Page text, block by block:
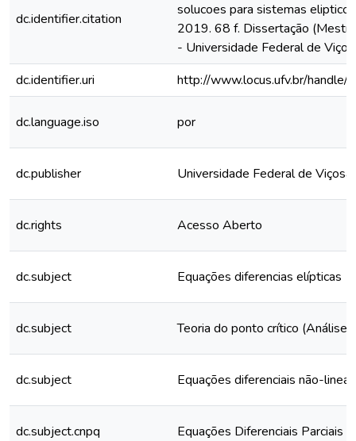
dc.identifier.citation
solucoes para sistemas
2019. 68 f. Dissertação
- Universidade Federal de
dc.identifier.uri
http://www.locus.ufv.br/
dc.language.iso por
dc.publisher Universidade Federal de Viçosa
dc.rights Acesso Aberto
dc.subject Equações diferencias elípticas
dc.subject Teoria do ponto crítico (Análise
dc.subject Equações diferenciais não-
dc.subject.cnpq Equações Diferenciais Parciais